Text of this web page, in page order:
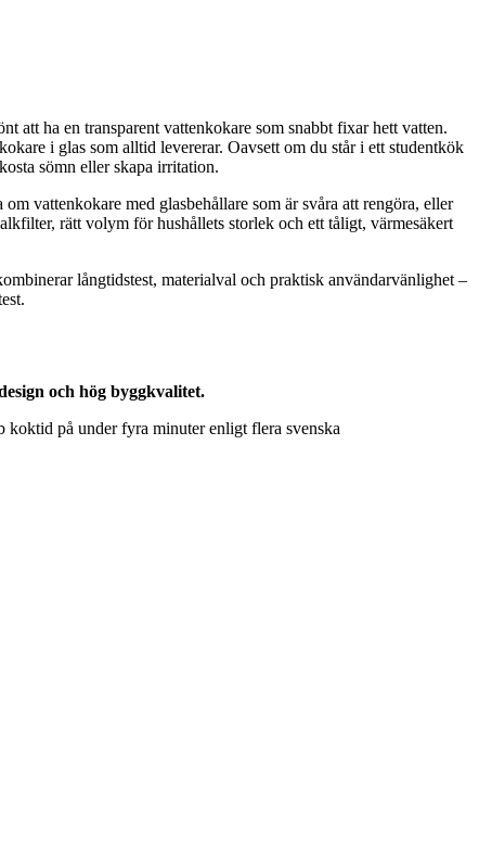
att ha en transparent vattenkokare som snabbt fixar hett vatten.
i glas som alltid levererar. Oavsett om du står i ett studentkök
sömn eller skapa irritation.
vattenkokare med glasbehållare som är svåra att rengöra, eller
rätt volym för hushållets storlek och ett tåligt, värmesäkert
långtidstest, materialval och praktisk användarvänlighet –
och hög byggkvalitet.
koktid på under fyra minuter enligt flera svenska